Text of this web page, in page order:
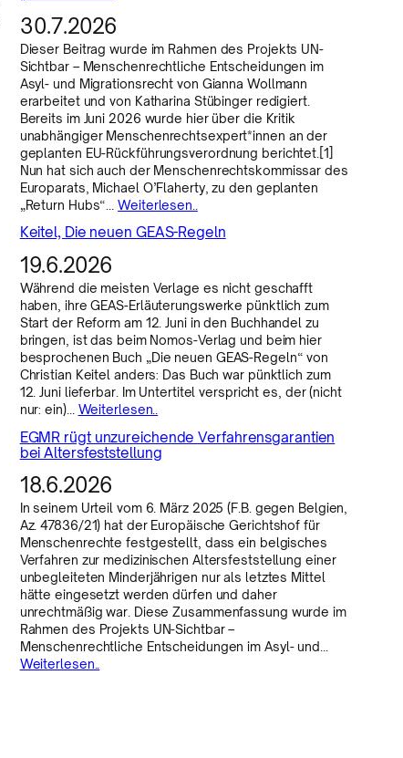
30.7.2026
Dieser Beitrag wurde im Rahmen des Projekts UN-
Sichtbar – Menschenrechtliche Entscheidungen im
Asyl- und Migrationsrecht von Gianna Wollmann
erarbeitet und von Katharina Stübinger redigiert.
Bereits im Juni 2026 wurde hier über die Kritik
unabhängiger Menschenrechtsexpert*innen an der
geplanten EU-Rückführungsverordnung berichtet.[1]
Nun hat sich auch der Menschenrechtskommissar des
Europarats, Michael O’Flaherty, zu den geplanten
„Return Hubs“…Weiterlesen..
Keitel, Die neuen GEAS-Regeln
19.6.2026
Während die meisten Verlage es nicht geschafft
haben, ihre GEAS-Erläuterungswerke pünktlich zum
Start der Reform am 12. Juni in den Buchhandel zu
bringen, ist das beim Nomos-Verlag und beim hier
besprochenen Buch „Die neuen GEAS-Regeln“ von
Christian Keitel anders: Das Buch war pünktlich zum
12. Juni lieferbar. Im Untertitel verspricht es, der (nicht
nur: ein)… Weiterlesen..
EGMR rügt unzureichende Verfahrensgarantien
bei Altersfeststellung
18.6.2026
In seinem Urteil vom 6. März 2025 (F.B. gegen Belgien,
Az. 47836/21) hat der Europäische Gerichtshof für
Menschenrechte festgestellt, dass ein belgisches
Verfahren zur medizinischen Altersfeststellung einer
unbegleiteten Minderjährigen nur als letztes Mittel
hätte eingesetzt werden dürfen und daher
unrechtmäßig war. Diese Zusammenfassung wurde im
Rahmen des Projekts UN-Sichtbar –
Menschenrechtliche Entscheidungen im Asyl- und…
Weiterlesen..